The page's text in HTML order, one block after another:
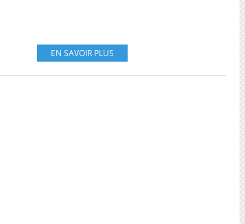
EN SAVOIR PLUS